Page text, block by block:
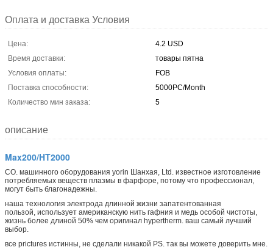
Оплата и доставка Условия
Цена:
4.2 USD
Время доставки:
товары пятна
Условия оплаты:
FOB
Поставка способности:
5000PC/Month
Количество мин заказа:
5
описание
Max200/HT2000
CO. машинного оборудования yorin Шанхая, Ltd. известное изготовление
потребляемых веществ плазмы в фарфоре, потому что профессионал,
могут быть благонадежны.
наша технология электрода длинной жизни запатентованная
пользой, использует американскую нить гафния и медь особой чистоты,
жизнь более длиной 50% чем оригинал hypertherm. ваш самый лучший
выбор.
все prictures истинны, не сделали никакой PS. так вы можете доверить мне.